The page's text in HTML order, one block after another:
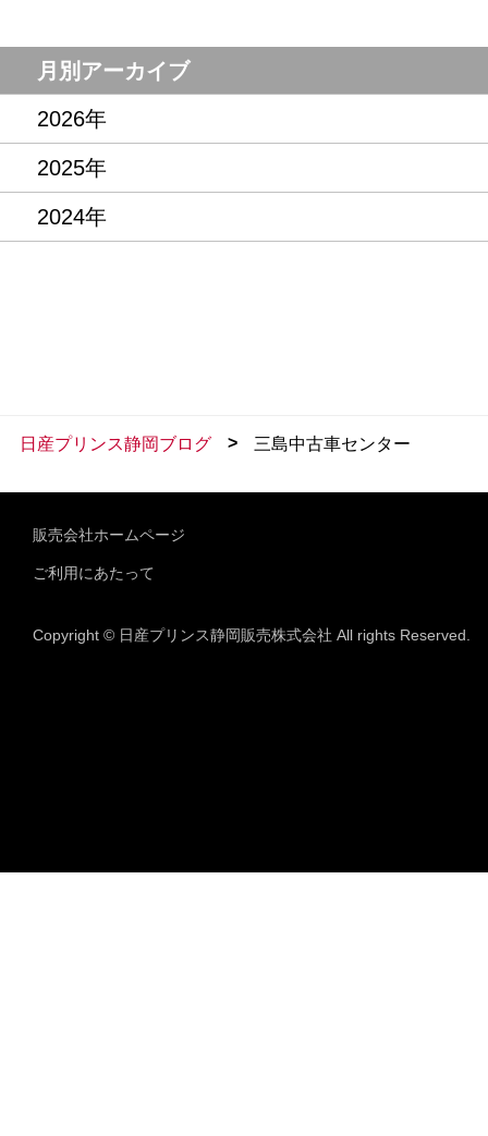
月別アーカイブ
2026年
2025年
2024年
日産プリンス静岡ブログ > 三島中古車センター
販売会社ホームページ
ご利用にあたって
Copyright © 日産プリンス静岡販売株式会社 All rights Reserved.